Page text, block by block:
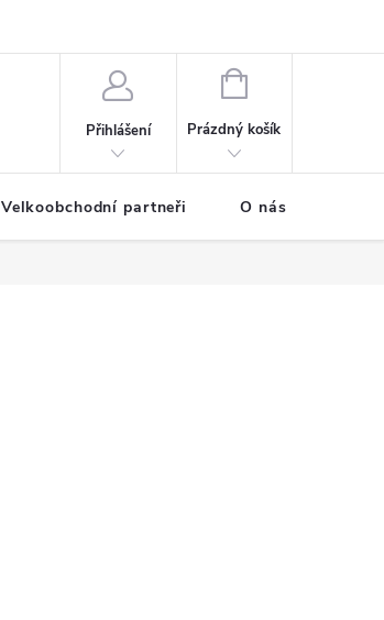
Přihlášení
NÁKUPNÍ
Prázdný košík
Velkoobchodní partneři O nás